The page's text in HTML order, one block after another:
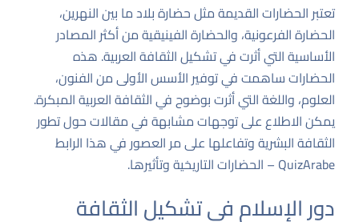
تعتبر الحضارات القديمة مثل حضارة بلاد ما بين النهرين،
الحضارة الفرعونية، والحضارة الفينيقية من أكثر المصادر
الأساسية التي أثرت في تشكيل الثقافة العربية. هذه
الحضارات ساهمت في توفير الأسس الأولى من الفنون،
العلوم، واللغة التي أثرت بوضوح في الثقافة العربية المبكرة.
يمكن الاطلاع على توجهات مشابهة في مقالات حول تطور
الثقافة البشرية وتفاعلها على مر العصور في هذا الرابط
QuizArabe – الحضارات التاريخية وتأثيرها
.
دور الإسلام في تشكيل الثقافة